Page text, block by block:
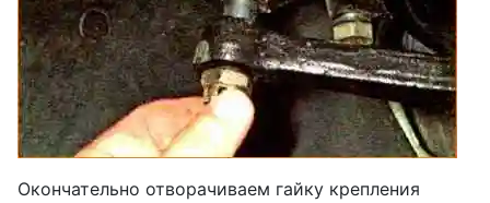
Окончательно отворачиваем гайку крепления